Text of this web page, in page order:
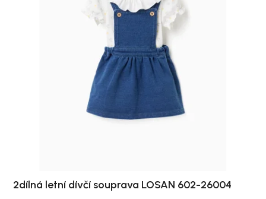
2dílná letní dívčí souprava LOSAN 602-26004